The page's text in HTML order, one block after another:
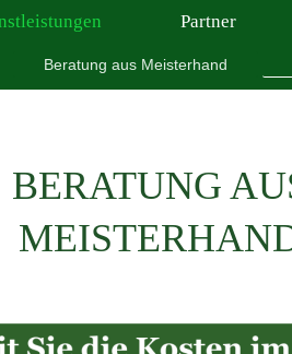
Partner
Beratung aus Meisterhand
BERATUNG